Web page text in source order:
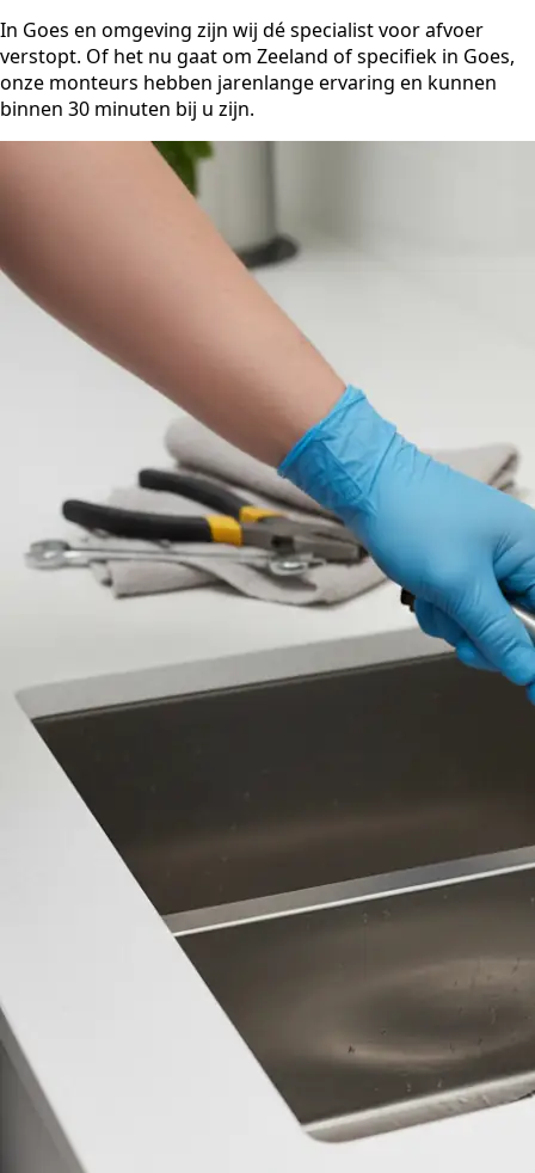
In Goes en omgeving zijn wij dé specialist voor afvoer
verstopt. Of het nu gaat om Zeeland of specifiek in Goes,
onze monteurs hebben jarenlange ervaring en kunnen
binnen 30 minuten bij u zijn.